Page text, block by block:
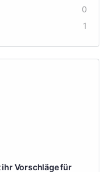
0
1
Vorschläge für